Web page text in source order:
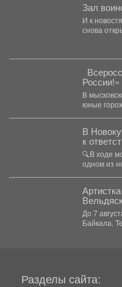
Зал
И к
снова
России!»
В
юные
В
к
🔍В ходе
одном из
стихий»
До 7
Байкала.
Разделы сайта: